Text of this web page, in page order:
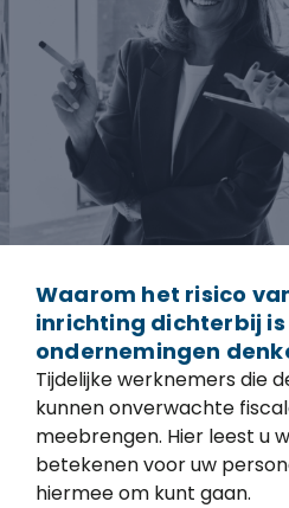
Waarom het risico
inrichting dichterbij
ondernemingen
Tijdelijke werknemers die
kunnen onverwachte
meebrengen. Hier leest u
betekenen voor uw
hiermee om kunt gaan.